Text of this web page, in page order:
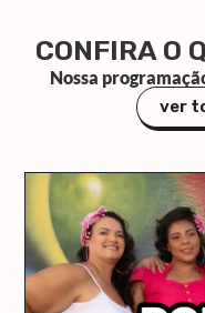
CONFIRA O
Nossa
ver